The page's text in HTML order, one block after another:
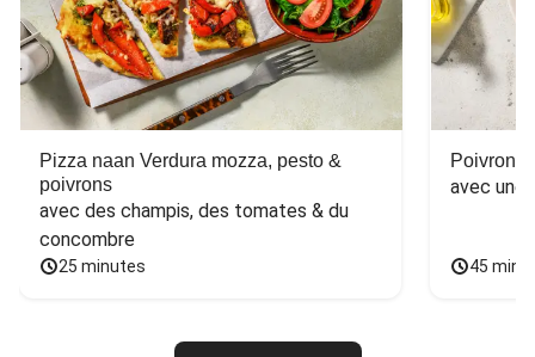
Pizza naan Verdura mozza, pesto &
poivrons
avec des champis, des tomates & du
concombre
25 minutes
Poivron
avec une
45